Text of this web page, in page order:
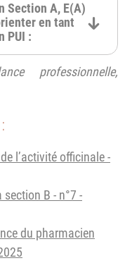
Section A, E(A)
en tant
PUI :
professionnelle,
l’activité officinale -
section B - n°7 -
du pharmacien